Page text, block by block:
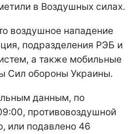
в Воздушных силах.
воздушное нападение
подразделения РЭБ и
а также мобильные
Сил обороны Украины.
данным, по
противовоздушной
или подавлено 46